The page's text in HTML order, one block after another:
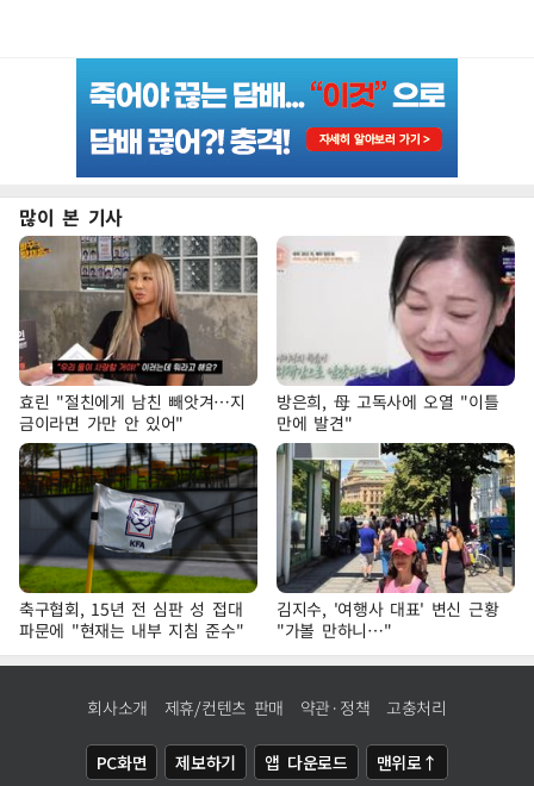
많이 본 기사
효린 "절친에게 남친 빼앗겨…지
금이라면 가만 안 있어"
방은희, 母 고독사에 오열 "이틀
만에 발견"
축구협회, 15년 전 심판 성 접대
파문에 "현재는 내부 지침 준수"
김지수, '여행사 대표' 변신 근황
"가볼 만하니…"
회사소개 제휴/컨텐츠 판매 약관·정책 고충처리
PC화면 제보하기 앱 다운로드 맨위로↑